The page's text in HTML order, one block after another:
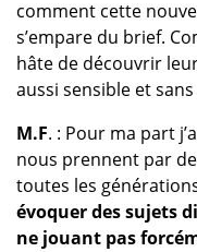
comment cette
s’empare du brief.
hâte de découvrir
aussi sensible et
M.F. : Pour ma part
nous prennent par
toutes les
évoquer des sujets
ne jouant pas